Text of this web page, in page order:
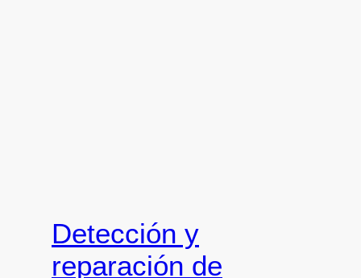
Detección y
reparación de